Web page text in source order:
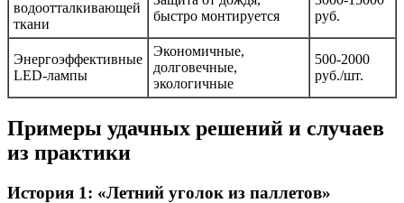
водоотталкивающей
ткани
быстро монтируется
руб.
Энергоэффективные
LED-лампы
Экономичные,
долговечные,
экологичные
500-2000
руб./шт.
Примеры удачных решений и случаев
из практики
История 1: «Летний уголок из паллетов»